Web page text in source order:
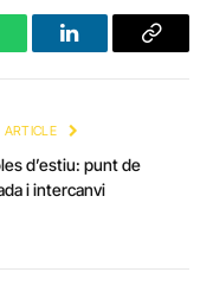
LinkedInCopy
ARTICLE
d’estiu: punt de
i intercanvi